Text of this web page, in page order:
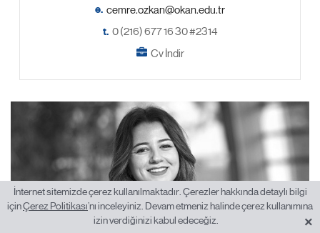
e.
t. 0 (216) 677 16 30 #2314
Cv İndir
İnternet sitemizde çerez kullanılmaktadır. Çerezler hakkında detaylı bilgi
içinÇerez Politikası’nı inceleyiniz. Devam etmeniz halinde çerez kullanımına
izin verdiğinizi kabul edeceğiz.
×